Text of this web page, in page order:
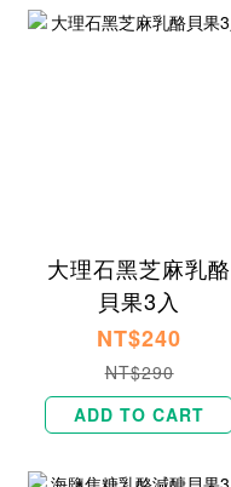
大理石黑芝麻乳酪
貝果3入
NT$240
NT$290
ADD TO CART